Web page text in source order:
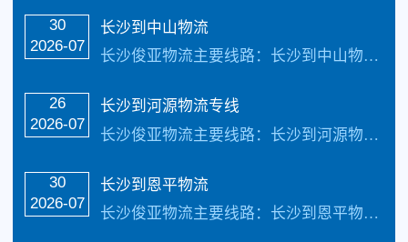
30
2026-07
长沙到中山物流
长沙俊亚物流主要线路：长沙到中山物流全境直达专线，【简单快捷，专线直达，天天发车 】天天发车24小时服务热线电话：（133-5002-3601）2-3天可以安全把货物送货到以下地址：广州市、深圳市19个地级市：珠海市、汕头市、佛山市、韶关市、湛江市、肇庆市、江门市、茂名市、惠州市、梅州市、汕尾市、河源市、阳...…
26
2026-07
长沙到河源物流专线
长沙俊亚物流主要线路：长沙到河源物流专线全境直达，直达区域：广州市、深圳市19个地级市：珠海市、汕头市、佛山市、韶关市、湛江市、肇庆市、江门市、茂名市、惠州市、梅州市、汕尾市、河源市、阳江市、清远市、东莞市、中山市、潮州市、揭阳市、云浮市23个县级市：增城市、从化市、南雄市、乐昌市、英德市、连州市、台山市、...…
30
2026-07
长沙到恩平物流
长沙俊亚物流主要线路：长沙到恩平物流全境直达专线，【简单快捷，专线直达，天天发车 】天天发车24小时服务热线电话：（133-5002-3601）2-3天可以安全把货物送货到以下地址：广州市、深圳市19个地级市：珠海市、汕头市、佛山市、韶关市、湛江市、肇庆市、江门市、茂名市、惠州市、梅州市、汕尾市、河源市、阳...…